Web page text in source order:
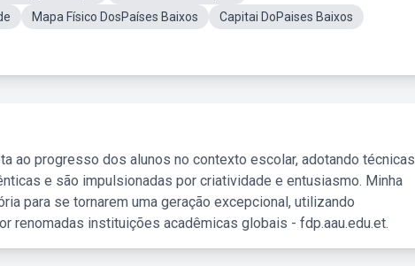
Mapa Físico DosPaíses Baixos
Capitai DoPaises Baixos
ao progresso dos alunos no contexto escolar, adotando técnicas
e são impulsionadas por criatividade e entusiasmo. Minha
para se tornarem uma geração excepcional, utilizando
renomadas instituições acadêmicas globais - fdp.aau.edu.et.